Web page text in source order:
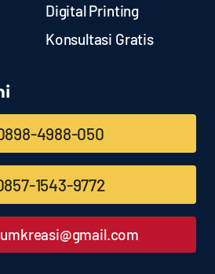
Digital Printing
Konsultasi Gratis
4988-050
1543-9772